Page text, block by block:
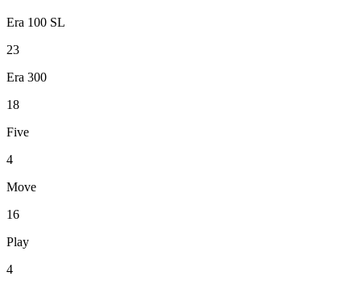
Era 100 SL
23
Era 300
18
Five
4
Move
16
Play
4